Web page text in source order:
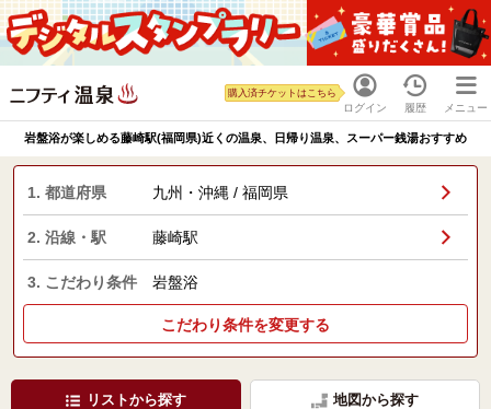
ログイン
購入済チケットはこちら
履歴 メニュー
岩盤浴が楽しめる藤崎駅(福岡県)近くの温泉、日帰り温泉、スーパー銭湯おすすめ
1. 都道府県 九州・沖縄 / 福岡県
2. 沿線・駅 藤崎駅
3. こだわり条件 岩盤浴
こだわり条件を変更する
リストから探す 地図から探す